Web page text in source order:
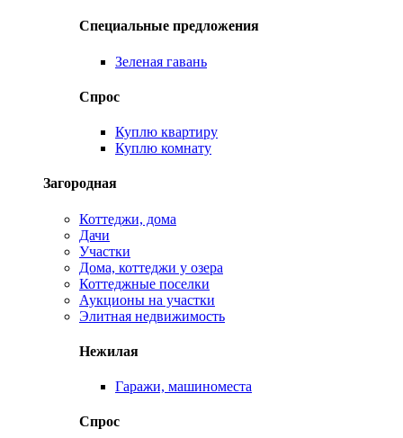
Специальные предложения
Зеленая гавань
Спрос
Куплю квартиру
Куплю комнату
Загородная
Коттеджи, дома
Дачи
Участки
Дома, коттеджи у озера
Коттеджные поселки
Аукционы на участки
Элитная недвижимость
Нежилая
Гаражи, машиноместа
Спрос